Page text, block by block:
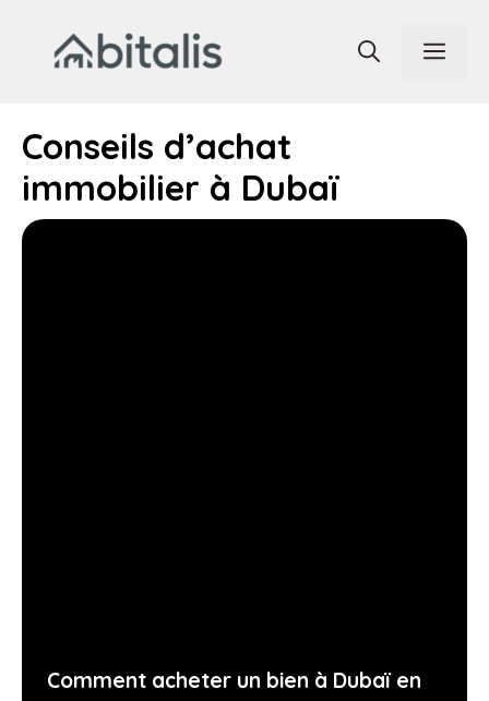
contenu
Conseils d’achat
immobilier à Dubaï
Comment acheter un bien à Dubaï en